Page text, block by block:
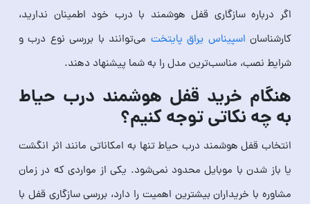
اگر درباره سازگاری قفل هوشمند با درب خود اطمینان ندارید،
کارشناسان اسپیناس یراق پایتخت می‌توانند با بررسی نوع درب و
شرایط نصب، مناسب‌ترین مدل را به شما پیشنهاد دهند.
هنگام خرید قفل هوشمند درب حیاط
به چه نکاتی توجه کنیم؟
انتخاب قفل هوشمند درب حیاط تنها به امکاناتی مانند اثر انگشت
یا باز شدن با موبایل محدود نمی‌شود. یکی از مواردی که در زمان
مشاوره با خریداران بیشترین اهمیت را دارد، بررسی سازگاری قفل با